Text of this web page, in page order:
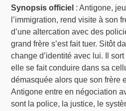
Synopsis officiel : Antigone,
l’immigration, rend visite à son
d’une altercation avec des
grand frère s’est fait tuer. Sitôt
change d’identité avec lui. Il
elle se fait conduire dans sa
démasquée alors que son frère
Antigone entre en négociation
sont la police, la justice, le